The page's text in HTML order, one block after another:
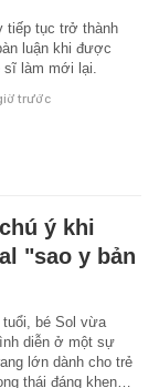
tiếp tục trở thành
luận khi được
sĩ làm mới lại.
trước
ý khi
"sao y bản
bé Sol vừa
diễn ở một sự
lớn dành cho trẻ
thái đáng khen…